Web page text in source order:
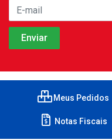
Meus Pedidos
Notas Fiscais